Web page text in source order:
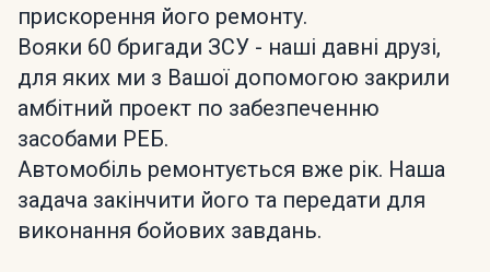
прискорення його ремонту.
Вояки 60 бригади ЗСУ - наші давні друзі,
для яких ми з Вашої допомогою закрили
амбітний проект по забезпеченню
засобами РЕБ.
Автомобіль ремонтується вже рік. Наша
задача закінчити його та передати для
виконання бойових завдань.